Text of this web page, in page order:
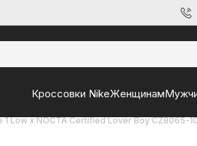
Кроссовки NikeЖенщинам
1 Low x NOCTA Certified Lover Boy CZ8065-